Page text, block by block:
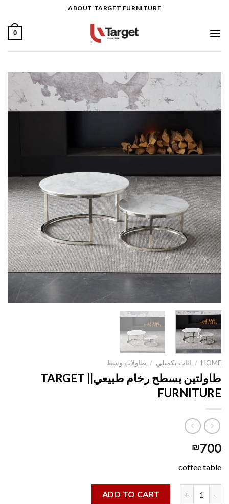
content
ABOUT TARGET FURNITURE
0
HOME
/ اثاث تكميلي / طاولات وسط
طاولتين بسطح رخام طبيعي|| TARGET
FURNITURE
₪700
coffee table
ADD TO CART